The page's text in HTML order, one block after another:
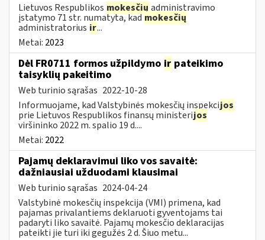
Lietuvos Respublikos mokesčių administravimo
įstatymo 71 str. numatyta, kadmokesčių
administratorius ir...
Metai: 2023
Dėl FR0711 formos užpildymo ir pateikimo
taisyklių pakeitimo
Web turinio sąrašas 2022-10-28
Informuojame, kad Valstybinės mokesčių inspekcijos
prie Lietuvos Respublikos finansų ministerijos
viršininko 2022 m. spalio 19 d....
Metai: 2022
Pajamų deklaravimui liko vos savaitė:
dažniausiai užduodami klausimai
Web turinio sąrašas 2024-04-24
Valstybinė mokesčių inspekcija (VMI) primena, kad
pajamas privalantiems deklaruoti gyventojams tai
padaryti liko savaitė. Pajamų mokesčio deklaracijas
pateikti jie turi iki gegužės 2 d. Šiuo metu...